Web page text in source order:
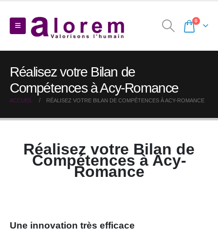
0
Réalisez votre Bilan de
Compétences à Acy-Romance
ACCUEIL RÉALISEZ VOTRE BILAN DE COMPÉTENCES À ACY-ROMANCE
Réalisez votre Bilan de
Compétences à Acy-
Romance
Une innovation très efficace